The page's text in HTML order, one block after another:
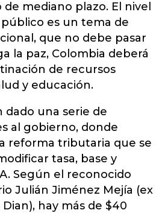
mediano plazo. El nivel
es un tema de
que no debe pasar
la paz, Colombia deberá
de recursos
y educación.
dado una serie de
al gobierno, donde
reforma tributaria que se
tasa, base y
Según el reconocido
Julián Jiménez Mejía (ex
hay más de $40